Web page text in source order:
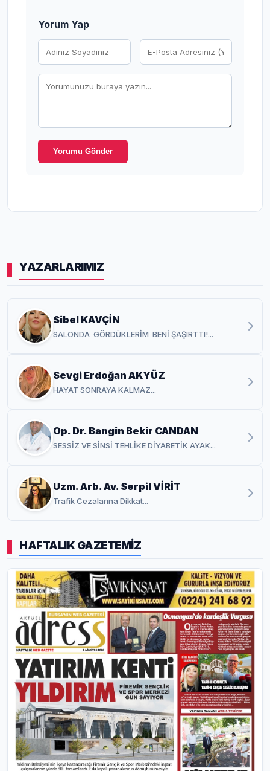
Yorum Yap
Yorumu Gönder
YAZARLARIMIZ
Sibel KAVÇİN
SALONDA GÖRDÜKLERİM BENİ ŞAŞIRTTI!...
Sevgi Erdoğan AKYÜZ
HAYAT SONRAYA KALMAZ...
Op. Dr. Bangin Bekir CANDAN
SESSİZ VE SİNSİ TEHLİKE DİYABETİK AYAK...
Uzm. Arb. Av. Serpil VİRİT
Trafik Cezalarına Dikkat...
HAFTALIK GAZETEMİZ